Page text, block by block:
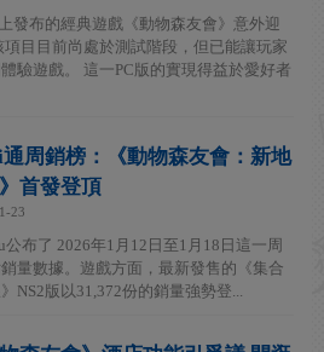
發布的經典遊戲《動物森友會》意外迎
目目前尚處於測試階段，但已能讓玩家
驗遊戲。 這一PC版的實現得益於愛好者
周銷榜：《動物森友會：新地
首發登頂
23
布了 2026年1月12日至1月18日這一周
量數據。遊戲方面，最新發售的《集合
NS2版以31,372份的銷量強勢登...